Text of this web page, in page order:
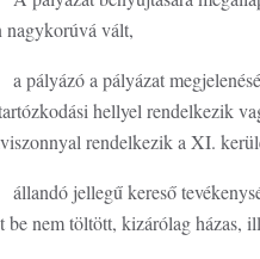
nagykorúvá vált,
a pályázat
hellyel rendelkezik
rendelkezik a XI.
jellegű kereső
be nem töltött, kizárólag házas,